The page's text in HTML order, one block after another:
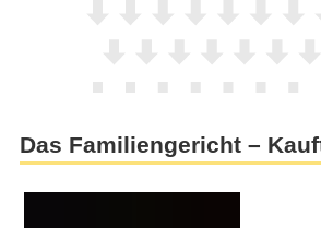
Das Familiengericht –